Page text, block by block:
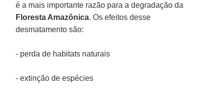
é a mais importante razão para a degradação da
Floresta Amazônica. Os efeitos desse
desmatamento são:
- perda de habitats naturais
- extinção de espécies